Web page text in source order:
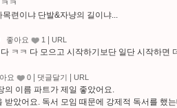
ㅋ
련이냐 단발&자냥의 길이냐...
좋아요 1 URL
ㅋㅋ 다 모으고 시작하기보단 일단 시작하면
요 0 댓글달기 URL
의 이름 파트가 제일 좋았어요.
받았어요. 독서 모임 때문에 강제적 독서를 했